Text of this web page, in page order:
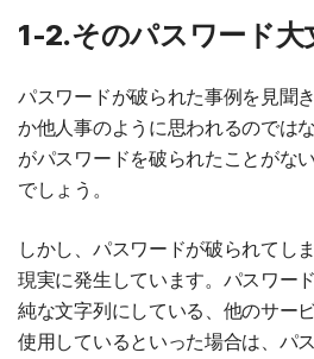
1-2.そのパスワード大
パスワードが破られた事例を見聞
か他人事のように思われるのでは
がパスワードを破られたことがな
でしょう。
しかし、パスワードが破られてし
現実に発生しています。パスワー
純な文字列にしている、他のサー
使用しているといった場合は、パ